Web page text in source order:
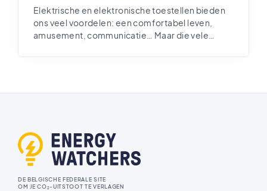
Elektrische en elektronische toestellen bieden
ons veel voordelen: een comfortabel leven,
amusement, communicatie… Maar die vele
erg grote ‘verborgen’ CO2-uitstoot, afkomstig
DE BELGISCHE FEDERALE SITE
OM JE CO2-UITSTOOT TE VERLAGEN